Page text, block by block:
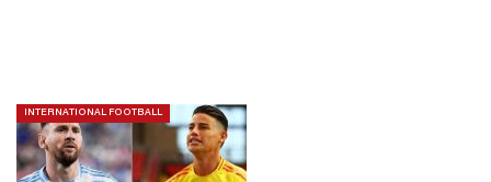
INTERNATIONAL FOOTBALL